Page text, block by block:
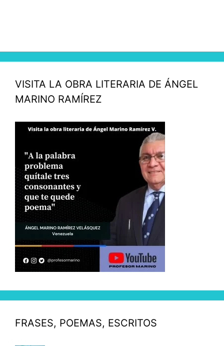
VISITA LA OBRA LITERARIA DE ÁNGEL
MARINO RAMÍREZ
FRASES, POEMAS, ESCRITOS